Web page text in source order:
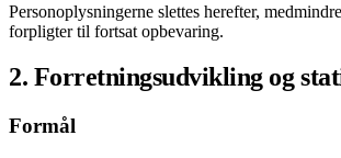
Personoplysningerne slettes herefter,
forpligter til fortsat opbevaring.
2. Forretningsudvikling og
Formål